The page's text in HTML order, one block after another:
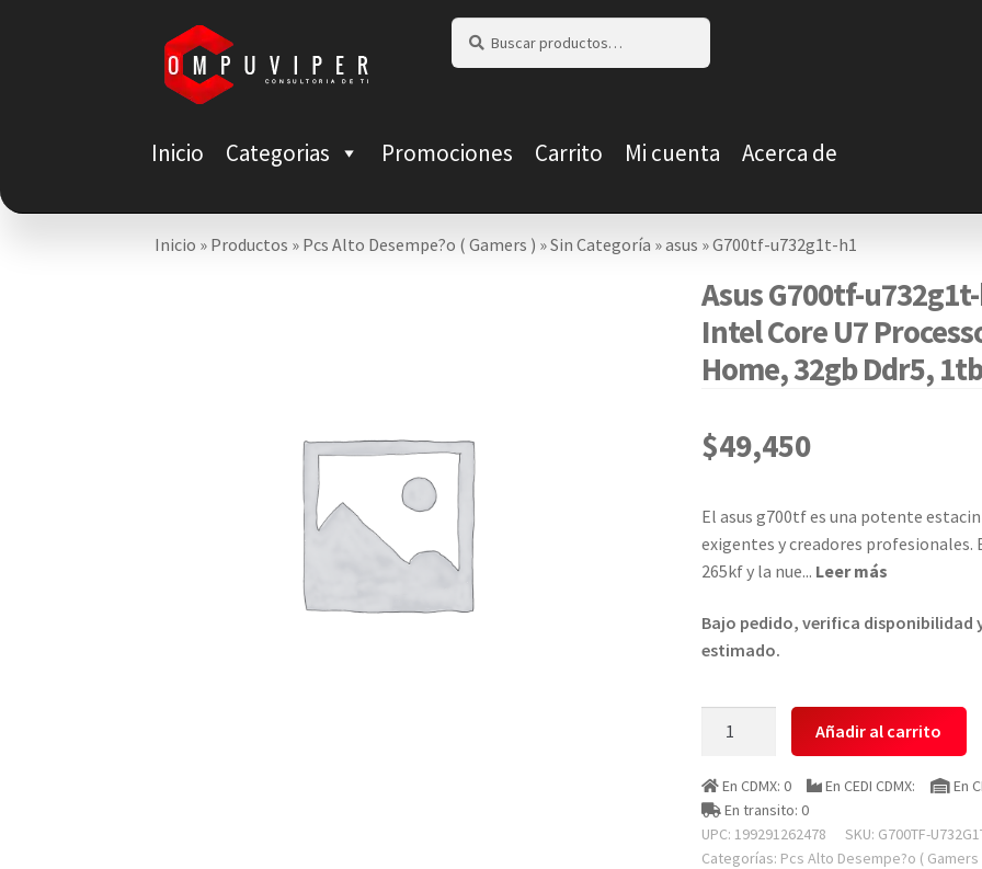
Saltar
navegación
contenido
Buscar
por:
Buscar
Inicio Categorias Promociones Carrito Mi cuenta Acerca de
Inicio » Productos » Pcs Alto Desempe?o ( Gamers ) »Sin Categoría »asus »G700tf-u732g1t-h1
Asus G700tf-
Intel Core U7
Home, 32gb Ddr5,
$49,450
El asus g700tf es una potente
exigentes y creadores
265kf y la nue... Leer más
Bajo pedido, verifica disponibilidad
estimado.
u732g1t-
h1
Pc
Gamer
Añadir al carrito
En CDMX: 0 En CEDI CDMX:
En
En transito: 0
UPC: 199291262478
SKU: G700TF-
Categorías: Pcs Alto Desempe?o ( Gamers